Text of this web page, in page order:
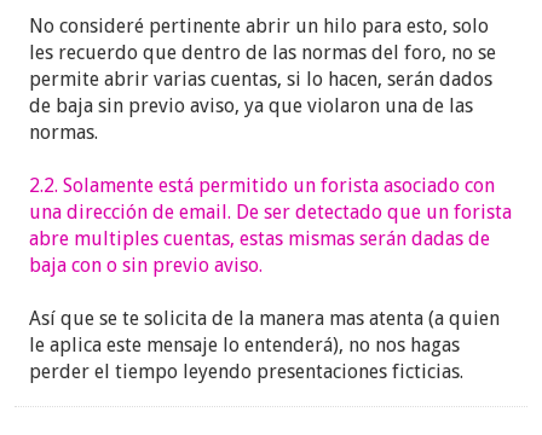
Míralo como si estuvieras haciendo la voluntad de
esa gentuza al retraerte de participar solo porque a
unos morros dolidos no se les trata como princesos
o princesas.
Espero leerlas por aquí.
El Anti.
No consideré pertinente abrir un hilo para esto, solo
les recuerdo que dentro de las normas del foro, no se
permite abrir varias cuentas, si lo hacen, serán dados
de baja sin previo aviso, ya que violaron una de las
normas.
2.2. Solamente está permitido un forista asociado con
una dirección de email. De ser detectado que un forista
abre multiples cuentas, estas mismas serán dadas de
baja con o sin previo aviso.
Así que se te solicita de la manera mas atenta (a quien
le aplica este mensaje lo entenderá), no nos hagas
perder el tiempo leyendo presentaciones ficticias.